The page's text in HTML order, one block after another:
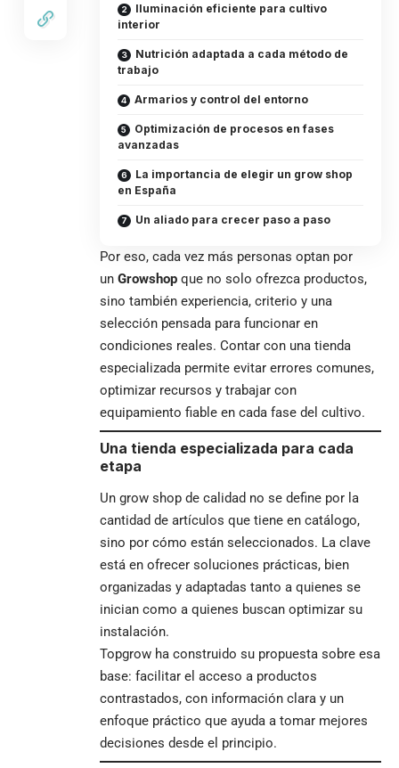
Iluminación eficiente para cultivo
interior
Nutrición adaptada a cada método de
trabajo
Armarios y control del entorno
Optimización de procesos en fases
avanzadas
La importancia de elegir un grow shop
en España
Un aliado para crecer paso a paso
Por eso, cada vez más personas optan por
un Growshop que no solo ofrezca productos,
sino también experiencia, criterio y una
selección pensada para funcionar en
condiciones reales. Contar con una tienda
especializada permite evitar errores comunes,
optimizar recursos y trabajar con
equipamiento fiable en cada fase del cultivo.
Una tienda especializada para cada
etapa
Un grow shop de calidad no se define por la
cantidad de artículos que tiene en catálogo,
sino por cómo están seleccionados. La clave
está en ofrecer soluciones prácticas, bien
organizadas y adaptadas tanto a quienes se
inician como a quienes buscan optimizar su
instalación.
Topgrow ha construido su propuesta sobre esa
base: facilitar el acceso a productos
contrastados, con información clara y un
enfoque práctico que ayuda a tomar mejores
decisiones desde el principio.